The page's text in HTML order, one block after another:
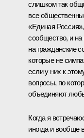
слишком так
все
«Единая
сообщество, и на
на гражданские
которые не
если у них к
вопросы, по
объединяют
Когда я
иногда и вообще